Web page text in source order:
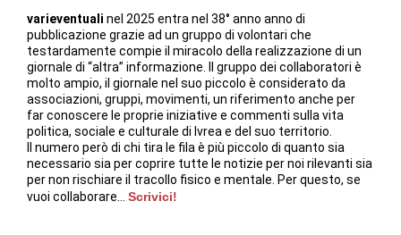
varieventuali nel 2025 entra nel 38° anno anno di
pubblicazione grazie ad un gruppo di volontari che
testardamente compie il miracolo della realizzazione di un
giornale di “altra” informazione. Il gruppo dei collaboratori è
molto ampio, il giornale nel suo piccolo è considerato da
associazioni, gruppi, movimenti, un riferimento anche per
far conoscere le proprie iniziative e commenti sulla vita
politica, sociale e culturale di Ivrea e del suo territorio.
Il numero però di chi tira le fila è più piccolo di quanto sia
necessario sia per coprire tutte le notizie per noi rilevanti sia
per non rischiare il tracollo fisico e mentale. Per questo, se
vuoi collaborare… Scrivici!